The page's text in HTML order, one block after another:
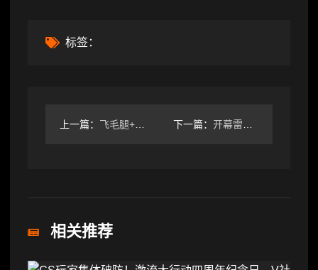
标签：
上一篇： 飞毛腿+寻宝技能=毕业坐骑？《燕云十六声》坐骑选择全解析 下一篇： 开幕雷击！《零：红蝶重制版》新预告：贞子跳脸来袭
相关推荐